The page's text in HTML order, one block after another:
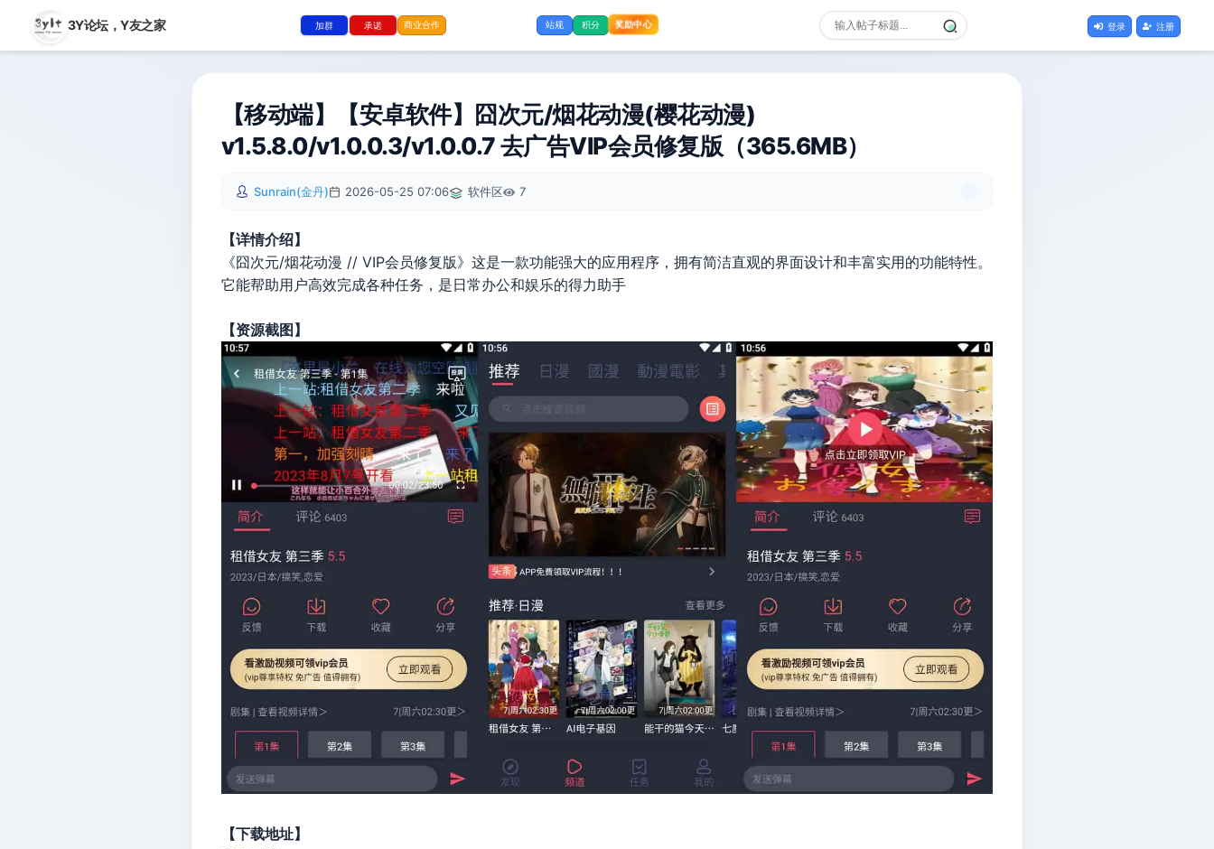
3Y论坛，Y友之家 加群 承诺 商业合作 站规 积分 奖励中心 登录 注册
【移动端】【安卓软件】囧次元/烟花动漫(樱花动漫)
v1.5.8.0/v1.0.0.3/v1.0.0.7 去广告VIP会员修复版（365.6MB）
Sunrain(金丹) 2026-05-25 07:06 软件区 7
【详情介绍】
《囧次元/烟花动漫 // VIP会员修复版》这是一款功能强大的应用程序，拥有简洁直观的界面设计和丰富实用的功能特性。
它能帮助用户高效完成各种任务，是日常办公和娱乐的得力助手
【资源截图】
【下载地址】